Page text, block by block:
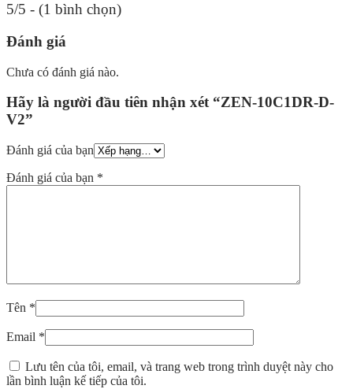
5/5 - (1 bình chọn)
Đánh giá
Chưa có đánh giá nào.
Hãy là người đầu tiên nhận xét “ZEN-10C1DR-D-
V2”
Đánh giá của bạn
Đánh giá của bạn *
Tên *
Email *
Lưu tên của tôi, email, và trang web trong trình duyệt này cho
lần bình luận kế tiếp của tôi.